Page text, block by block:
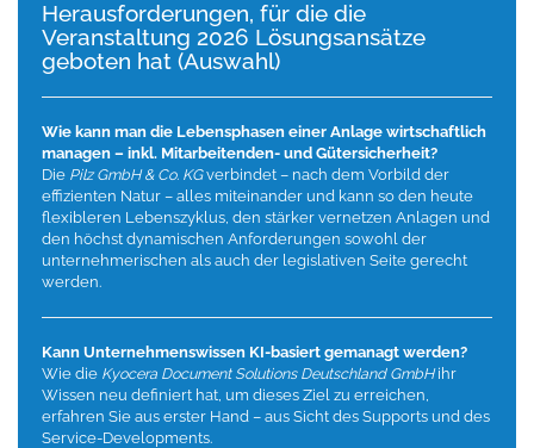
Herausforderungen, für die die
Veranstaltung 2026 Lösungsansätze
geboten hat (Auswahl)
Wie kann man die Lebensphasen einer Anlage wirtschaftlich
managen – inkl. Mitarbeitenden- und Gütersicherheit?
Die Pilz GmbH & Co. KGverbindet – nach dem Vorbild der
effizienten Natur – alles miteinander und kann so den heute
flexibleren Lebenszyklus, den stärker vernetzen Anlagen und
den höchst dynamischen Anforderungen sowohl der
unternehmerischen als auch der legislativen Seite gerecht
werden.
Kann Unternehmenswissen KI-basiert gemanagt werden?
Wie die Kyocera Document Solutions Deutschland GmbHihr
Wissen neu definiert hat, um dieses Ziel zu erreichen,
erfahren Sie aus erster Hand – aus Sicht des Supports und des
Service-Developments.